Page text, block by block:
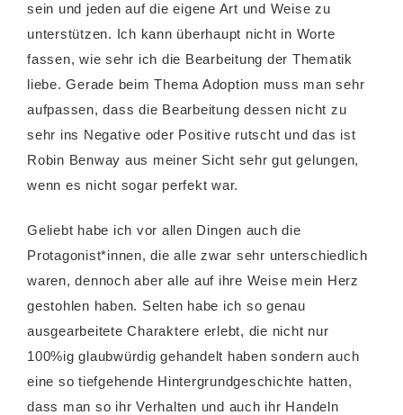
sein und jeden auf die eigene Art und Weise zu
unterstützen. Ich kann überhaupt nicht in Worte
fassen, wie sehr ich die Bearbeitung der Thematik
liebe. Gerade beim Thema Adoption muss man sehr
aufpassen, dass die Bearbeitung dessen nicht zu
sehr ins Negative oder Positive rutscht und das ist
Robin Benway aus meiner Sicht sehr gut gelungen,
wenn es nicht sogar perfekt war.
Geliebt habe ich vor allen Dingen auch die
Protagonist*innen, die alle zwar sehr unterschiedlich
waren, dennoch aber alle auf ihre Weise mein Herz
gestohlen haben. Selten habe ich so genau
ausgearbeitete Charaktere erlebt, die nicht nur
100%ig glaubwürdig gehandelt haben sondern auch
eine so tiefgehende Hintergrundgeschichte hatten,
dass man so ihr Verhalten und auch ihr Handeln